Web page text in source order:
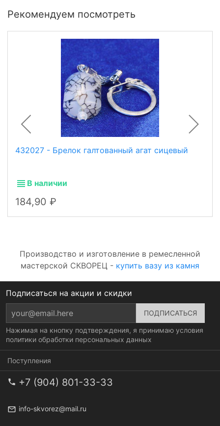
Рекомендуем посмотреть
432027 - Брелок галтованный агат сицевый
В наличии
184,90
Производство и изготовление в ремесленной
мастерской СКВОРЕЦ - купить вазу из камня
Подписаться на акции и скидки
Нажимая на кнопку подтверждения, я принимаю условия
политики обработки персональных данных
Поступления
+7 (904) 801-33-33
info-skvorez@mail.ru